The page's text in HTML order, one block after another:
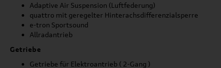
Adaptive Air Suspension (Luftfederung)
quattro mit geregelter Hinterachsdifferenzialsperre
e-tron Sportsound
Allradantrieb
Getriebe
Getriebe für Elektroantrieb ( 2-Gang )